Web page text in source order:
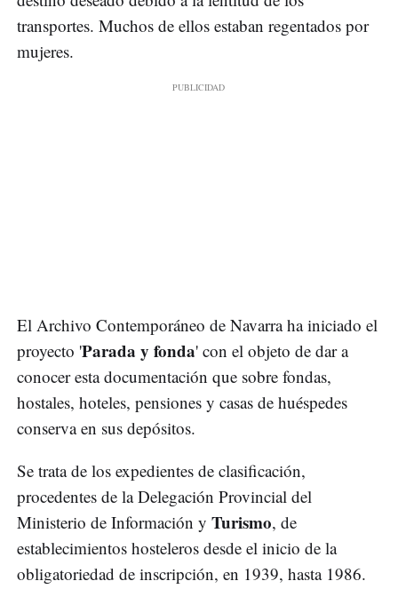
transportes. Muchos de ellos estaban regentados por
mujeres.
El Archivo Contemporáneo de Navarra ha iniciado el
proyecto 'Parada y fonda' con el objeto de dar a
conocer esta documentación que sobre fondas,
hostales, hoteles, pensiones y casas de huéspedes
conserva en sus depósitos.
Se trata de los expedientes de clasificación,
procedentes de la Delegación Provincial del
Ministerio de Información y Turismo, de
establecimientos hosteleros desde el inicio de la
obligatoriedad de inscripción, en 1939, hasta 1986.